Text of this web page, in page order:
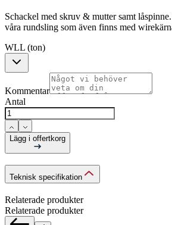
Schackel med skruv & mutter samt
våra rundsling som även finns med
WLL (ton)
Kommentar
Antal
Lägg i offertkorg
Teknisk specifikation
Relaterade produkter
Relaterade produkter